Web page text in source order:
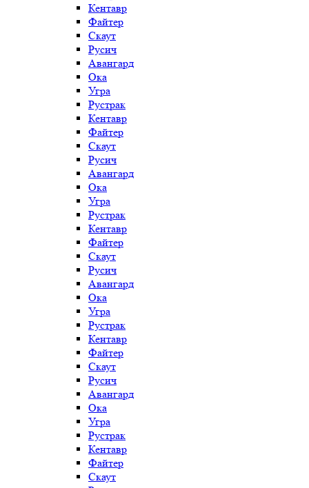
Кентавр
Файтер
Скаут
Русич
Авангард
Ока
Угра
Рустрак
Кентавр
Файтер
Скаут
Русич
Авангард
Ока
Угра
Рустрак
Кентавр
Файтер
Скаут
Русич
Авангард
Ока
Угра
Рустрак
Кентавр
Файтер
Скаут
Русич
Авангард
Ока
Угра
Рустрак
Кентавр
Файтер
Скаут